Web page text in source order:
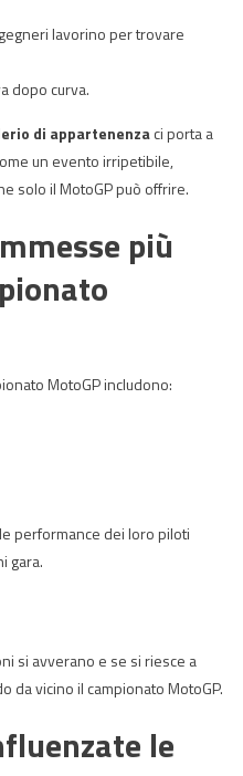
lavorino per trovare
dopo curva.
di appartenenzaci porta a
un evento irripetibile,
solo il MotoGP può offrire.
più
MotoGP includono:
performance dei loro piloti
gara.
si avverano e se si riesce a
da vicino il campionato MotoGP.
le